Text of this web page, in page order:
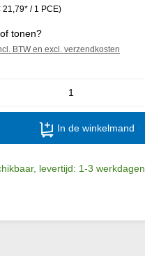
21,79* / 1 PCE)
tonen?
BTW en excl. verzendkosten
In de winkelmand
levertijd: 1-3 werkdagen